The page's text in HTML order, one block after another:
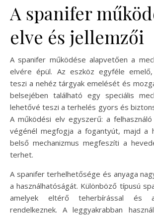
A spanifer
elve és jellemzői
A spanifer működése alapvetően a
elvére épül. Az eszköz egyféle
teszi a nehéz tárgyak emelését és
belsejében található egy speciális
lehetővé teszi a terhelés gyors és
A működési elv egyszerű: a
végénél megfogja a fogantyút, majd a
belső mechanizmus megfeszíti a
terhet.
A spanifer terhelhetősége és anyaga
a használhatóságát. Különböző típusú
amelyek eltérő teherbírással és
rendelkeznek. A leggyakrabban